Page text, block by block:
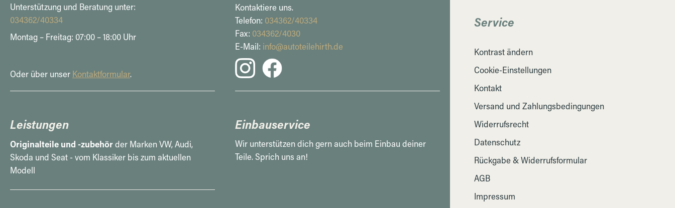
Unterstützung und Beratung unter:
034362/40334
Montag – Freitag: 07:00 – 18:00 Uhr
Oder über unser Kontaktformular.
Kontaktiere uns.
Telefon: 034362/40334
Fax: 034362/4030
E-Mail: info@autoteilehirth.de
Leistungen
Originalteile und -zubehörder Marken VW, Audi,
Skoda und Seat - vom Klassiker bis zum aktuellen
Modell
Einbauservice
Wir unterstützen dich gern auch beim Einbau deiner
Teile. Sprich uns an!
Service
Kontrast ändern
Cookie-Einstellungen
Kontakt
Versand und Zahlungsbedingungen
Widerrufsrecht
Datenschutz
Rückgabe & Widerrufsformular
AGB
Impressum